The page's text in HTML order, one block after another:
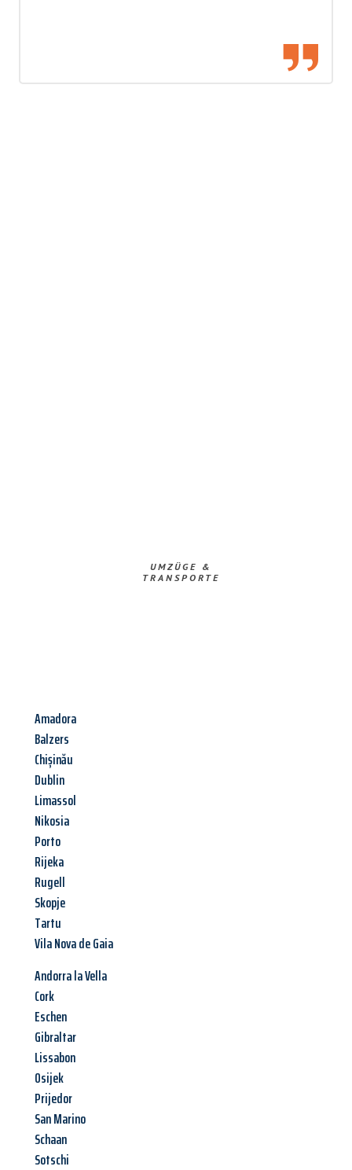
UMZÜGE &
TRANSPORTE
Amadora
Balzers
Chișinău
Dublin
Limassol
Nikosia
Porto
Rijeka
Rugell
Skopje
Tartu
Vila Nova de Gaia
Andorra la Vella
Cork
Eschen
Gibraltar
Lissabon
Osijek
Prijedor
San Marino
Schaan
Sotschi